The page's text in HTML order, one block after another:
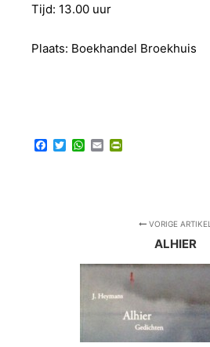
Tijd: 13.00 uur
Plaats: Boekhandel Broekhuis
Facebook
TwitterWhatsApp
Email
VORIGE ARTIKEL
ALHIER